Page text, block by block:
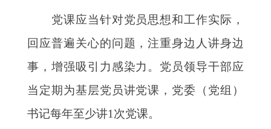
党课应当针对党员思想和工作实际，
回应普遍关心的问题，注重身边人讲身边
事，增强吸引力感染力。党员领导干部应
当定期为基层党员讲党课，党委（党组）
书记每年至少讲1次党课。